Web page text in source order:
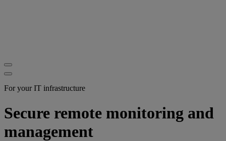
For your IT infrastructure
Secure remote monitoring and
management